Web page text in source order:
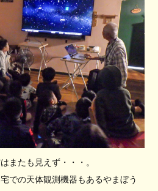
またも見えず・・・。
での天体観測機器もあるやまぼう